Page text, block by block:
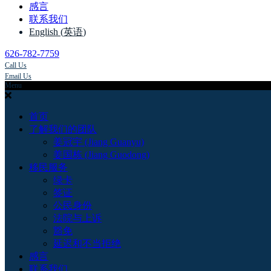
感言
联系我们
English (英语)
626-782-7759
Call Us
Email Us
Menu
首页
了解我们的团队
姜冠宇 (Jiang Guanyu)
姜国栋 (Jiang Guodong)
移民服务
绿卡
签证
公民身份
法院与上诉
豁免
延迟和不当拒绝
感言
联系我们